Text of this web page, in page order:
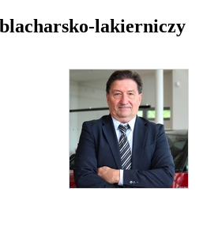
lakierniczy